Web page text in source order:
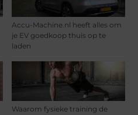
Accu-Machine.nl heeft alles om
je EV goedkoop thuis op te
laden
Waarom fysieke training de